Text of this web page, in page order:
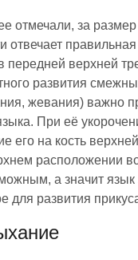
отмечали, за
отвечает
передней верхней
развития
жевания) важно
При её
его на кость
расположении
а значит
для развития